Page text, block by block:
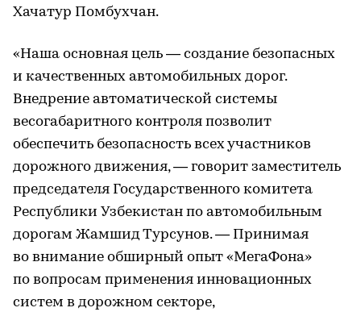
Хачатур Помбухчан.
«Наша основная цель — создание безопасных
и качественных автомобильных дорог.
Внедрение автоматической системы
весогабаритного контроля позволит
обеспечить безопасность всех участников
дорожного движения, — говорит заместитель
председателя Государственного комитета
Республики Узбекистан по автомобильным
дорогам Жамшид Турсунов. — Принимая
во внимание обширный опыт «МегаФона»
по вопросам применения инновационных
систем в дорожном секторе,